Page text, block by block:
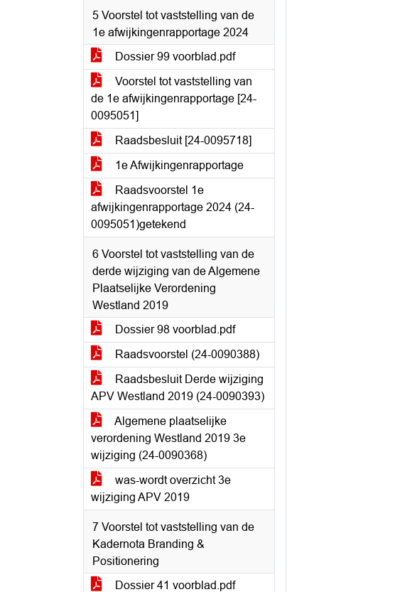
5 Voorstel tot vaststelling van de
1e afwijkingenrapportage 2024
Dossier 99 voorblad.pdf
Voorstel tot vaststelling van
de 1e afwijkingenrapportage [24-
0095051]
Raadsbesluit [24-0095718]
1e Afwijkingenrapportage
Raadsvoorstel 1e
afwijkingenrapportage 2024 (24-
0095051)getekend
6 Voorstel tot vaststelling van de
derde wijziging van de Algemene
Plaatselijke Verordening
Westland 2019
Dossier 98 voorblad.pdf
Raadsvoorstel (24-0090388)
Raadsbesluit Derde wijziging
APV Westland 2019 (24-0090393)
Algemene plaatselijke
verordening Westland 2019 3e
wijziging (24-0090368)
was-wordt overzicht 3e
wijziging APV 2019
7 Voorstel tot vaststelling van de
Kadernota Branding &
Positionering
Dossier 41 voorblad.pdf